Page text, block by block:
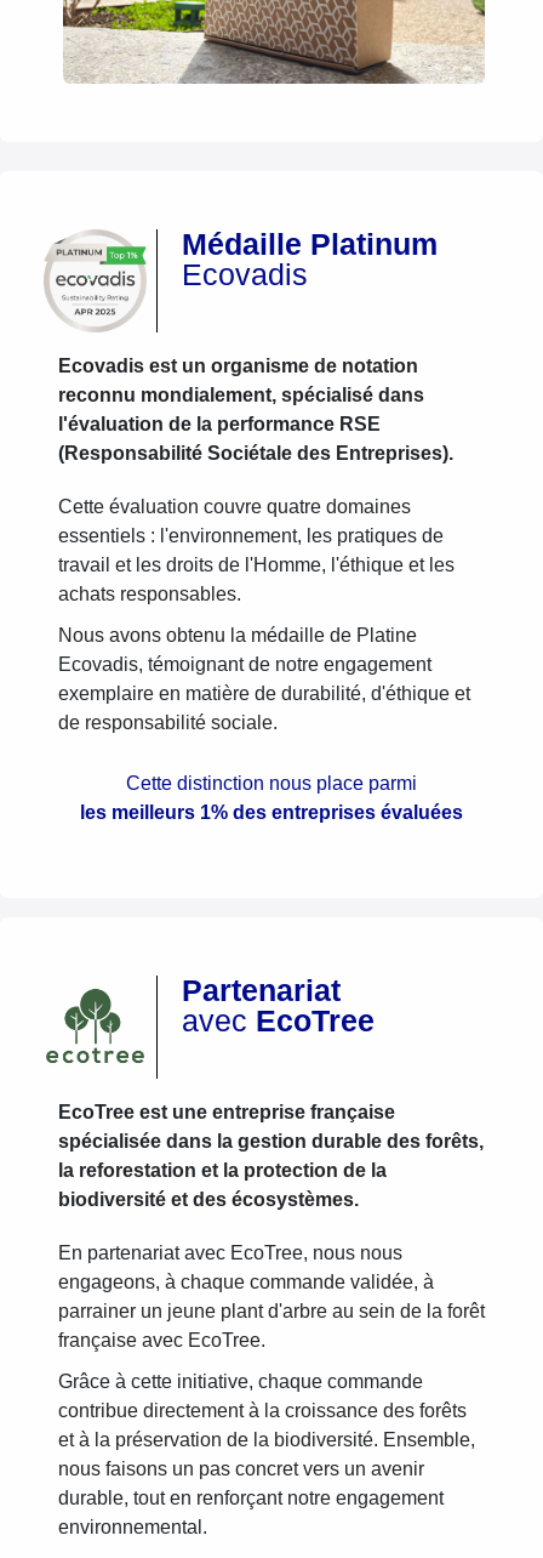
Médaille Platinum
Ecovadis
Ecovadis est un organisme de notation
reconnu mondialement, spécialisé dans
l'évaluation de la performance RSE
(Responsabilité Sociétale des Entreprises).
Cette évaluation couvre quatre domaines
essentiels : l'environnement, les pratiques de
travail et les droits de l'Homme, l'éthique et les
achats responsables.
Nous avons obtenu la médaille de Platine
Ecovadis, témoignant de notre engagement
exemplaire en matière de durabilité, d'éthique et
de responsabilité sociale.
Cette distinction nous place parmi
les meilleurs 1% des entreprises évaluées
Partenariat
avec EcoTree
EcoTree est une entreprise française
spécialisée dans la gestion durable des forêts,
la reforestation et la protection de la
biodiversité et des écosystèmes.
En partenariat avec EcoTree, nous nous
engageons, à chaque commande validée, à
parrainer un jeune plant d'arbre au sein de la forêt
française avec EcoTree.
Grâce à cette initiative, chaque commande
contribue directement à la croissance des forêts
et à la préservation de la biodiversité. Ensemble,
nous faisons un pas concret vers un avenir
durable, tout en renforçant notre engagement
environnemental.